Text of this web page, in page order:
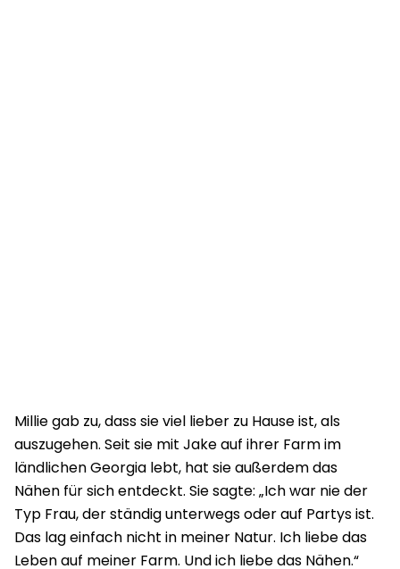
Millie gab zu, dass sie viel lieber zu Hause ist, als
auszugehen. Seit sie mit Jake auf ihrer Farm im
ländlichen Georgia lebt, hat sie außerdem das
Nähen für sich entdeckt. Sie sagte: „Ich war nie der
Typ Frau, der ständig unterwegs oder auf Partys ist.
Das lag einfach nicht in meiner Natur. Ich liebe das
Leben auf meiner Farm. Und ich liebe das Nähen.“